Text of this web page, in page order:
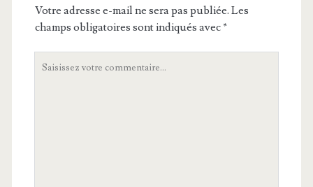
Votre adresse e-mail ne sera pas publiée. Les
champs obligatoires sont indiqués avec*